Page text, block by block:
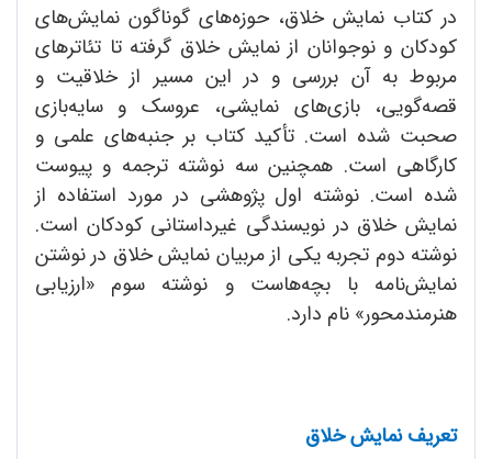
در کتاب نمایش خلاق، حوزه‌های گوناگون نمایش‌های
کودکان و نوجوانان از نمایش خلاق‌ گرفته تا تئاترهای
مربوط به آن بررسی و در این مسیر از خلاقیت و
قصه‌گویی، بازی‌های نمایشی، عروسک و سایه‌بازی
صحبت شده است. تأکید کتاب بر جنبه‌های علمی و
کارگاهی است. همچنین سه نوشته ترجمه و پیوست
شده است. نوشته اول پژوهشی در مورد استفاده از
نمایش خلاق در نویسندگی غیرداستانی کودکان است.
نوشته دوم تجربه یکی از مربیان نمایش خلاق در نوشتن
نمایش‌نامه با بچه‌هاست و نوشته سوم «ارزیابی
هنرمندمحور» نام دارد.
تعریف نمایش خلاق